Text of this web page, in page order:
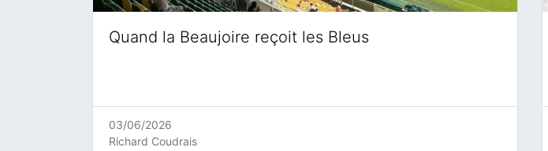
Quand la Beaujoire reçoit les Bleus
03/06/2026
Richard Coudrais